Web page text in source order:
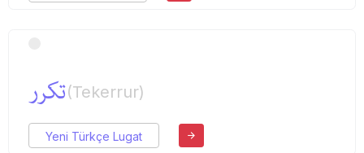
تكرر(Tekerrur)
Yeni Türkçe Lugat